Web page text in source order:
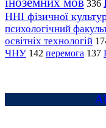
336
ННІ фізичної
психологічний
освітніх технологій
ЧНУ 142 перемога 137